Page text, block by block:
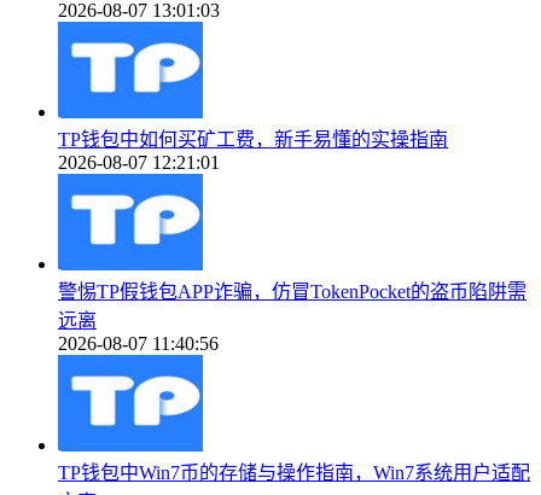
2026-08-07 13:01:03
TP钱包中如何买矿工费，新手易懂的实操指南
2026-08-07 12:21:01
警惕TP假钱包APP诈骗，仿冒TokenPocket的盗币陷阱需
远离
2026-08-07 11:40:56
TP钱包中Win7币的存储与操作指南，Win7系统用户适配